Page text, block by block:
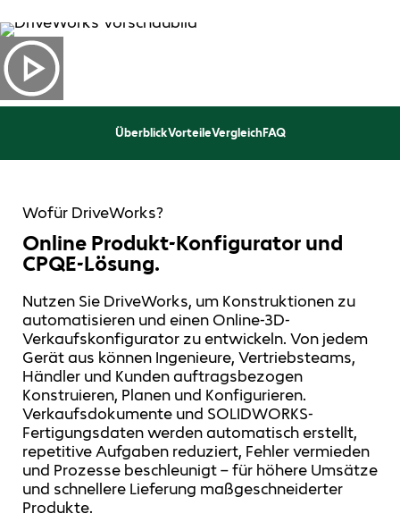
ÜberblickVorteileVergleichFAQ
Wofür DriveWorks?
Online Produkt-Konfigurator und
CPQE-Lösung.
Nutzen Sie DriveWorks, um Konstruktionen zu
automatisieren und einen Online-3D-
Verkaufskonfigurator zu entwickeln. Von jedem
Gerät aus können Ingenieure, Vertriebsteams,
Händler und Kunden auftragsbezogen
Konstruieren, Planen und Konfigurieren.
Verkaufsdokumente und SOLIDWORKS-
Fertigungsdaten werden automatisch erstellt,
repetitive Aufgaben reduziert, Fehler vermieden
und Prozesse beschleunigt – für höhere Umsätze
und schnellere Lieferung maßgeschneiderter
Produkte.